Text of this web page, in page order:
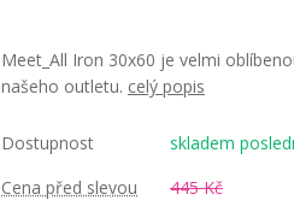
Meet_All Iron 30x60 je velmi
našeho outletu. celý popis
Dostupnost
skladem
Cena před slevou
445 Kč